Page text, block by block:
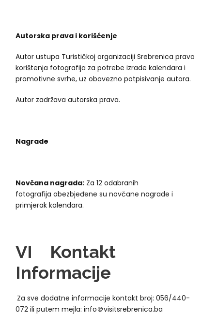
Autorska prava i korišćenje
Autor ustupa Turističkoj organizaciji Srebrenica pravo
korištenja fotografija za potrebe izrade kalendara i
promotivne svrhe, uz obavezno potpisivanje autora.
Autor zadržava autorska prava.
Nagrade
Novčana nagrada: Za 12 odabranih
fotografija obezbjeđene su novčane nagrade i
primjerak kalendara.
VI Kontakt
Informacije
Za sve dodatne informacije kontakt broj: 056/440-
072 ili putem mejla: info＠visitsrebrenica.ba